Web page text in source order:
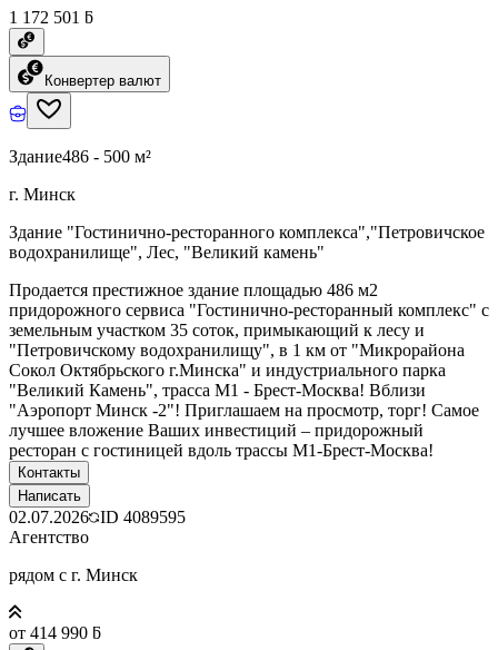
1 172 501 ƃ
Конвертер валют
Здание486 - 500 м²
г. Минск
Здание "Гостинично-ресторанного комплекса","Петровичское
водохранилище", Лес, "Великий камень"
Продается престижное здание площадью 486 м2
придорожного сервиса "Гостинично-ресторанный комплекс" с
земельным участком 35 соток, примыкающий к лесу и
"Петровичскому водохранилищу", в 1 км от "Микрорайона
Сокол Октябрьского г.Минска" и индустриального парка
"Великий Камень", трасса М1 - Брест-Москва! Вблизи
"Аэропорт Минск -2"! Приглашаем на просмотр, торг! Самое
лучшее вложение Ваших инвестиций – придорожный
ресторан с гостиницей вдоль трассы М1-Брест-Москва!
Контакты
Написать
02.07.2026 ID 4089595
Агентство
рядом с г. Минск
от 414 990 ƃ